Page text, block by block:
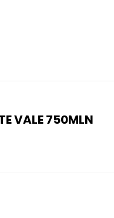
VALE 750MLN